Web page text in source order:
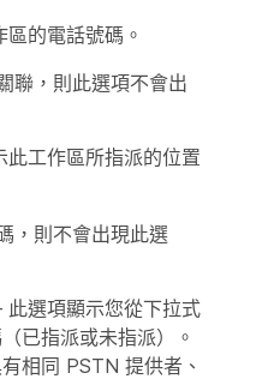
的電話號碼。
聯，則此選項不會出
工作區所指派的位置
，則不會出現此選
選項顯示您從下拉式
已指派或未指派）。
相同 PSTN 提供者、